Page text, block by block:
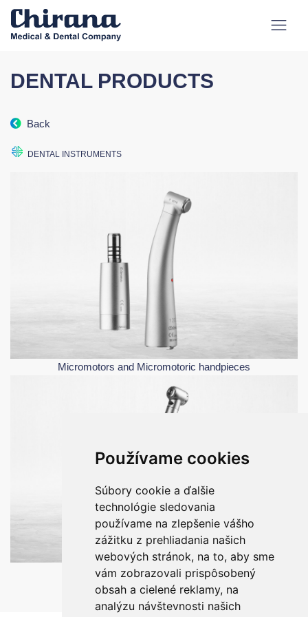
Používame cookies
Súbory cookie a ďalšie
technológie sledovania
používame na zlepšenie vášho
zážitku z prehliadania našich
webových stránok, na to, aby sme
vám zobrazovali prispôsobený
obsah a cielené reklamy, na
analýzu návštevnosti našich
DENTAL PRODUCTS
Back
DENTAL INSTRUMENTS
Micromotors and Micromotoric handpieces
Turbines